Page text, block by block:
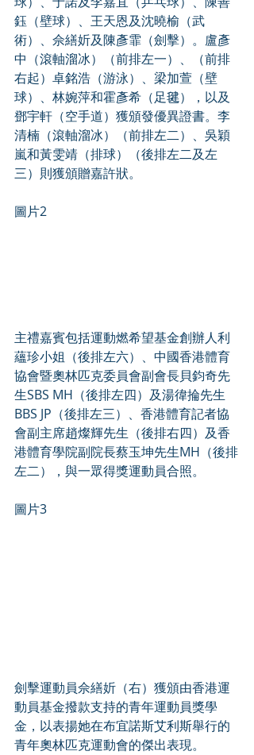
鈺（壁球）、王天恩及沈曉榆（武
術）、佘繕妡及陳彥霏（劍擊）。盧彥
中（滾軸溜冰）（前排左一）、（前排
右起）卓銘浩（游泳）、梁加萱（壁
球）、林婉萍和霍彥希（足毽），以及
鄧宇軒（空手道）獲頒發優異證書。李
清楠（滾軸溜冰）（前排左二）、吳穎
嵐和黃雯靖（排球）（後排左二及左
三）則獲頒贈嘉許狀。
圖片2
主禮嘉賓包括運動燃希望基金創辦人利
蘊珍小姐（後排左六）、中國香港體育
協會暨奧林匹克委員會副會長貝鈞奇先
生SBS MH（後排左四）及湯徫掄先生
BBS JP（後排左三）、香港體育記者協
會副主席趙燦輝先生（後排右四）及香
港體育學院副院長蔡玉坤先生MH（後排
左二），與一眾得獎運動員合照。
圖片3
劍擊運動員佘繕妡（右）獲頒由香港運
動員基金撥款支持的青年運動員獎學
金，以表揚她在布宜諾斯艾利斯舉行的
青年奧林匹克運動會的傑出表現。